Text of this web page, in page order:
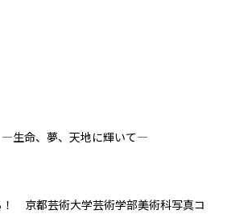
―生命、夢、天地に輝いて―
京都芸術大学芸術学部美術科写真コ